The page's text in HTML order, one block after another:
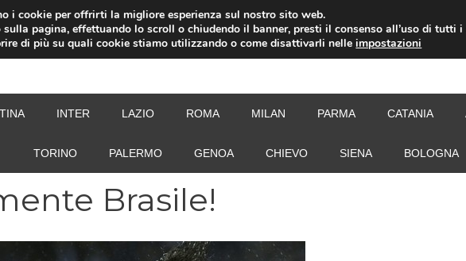
INTER LAZIO ROMA MILAN PARMA CATANIA
TORINO PALERMO GENOA CHIEVO SIENA BOLOGNA
Brasile!
i cookie per offrirti la migliore esperienza sul nostro sito web.
sulla pagina, effettuando lo scroll o chiudendo il banner, presti il consenso all’uso di tutti i
di più su quali cookie stiamo utilizzando o come disattivarli nelleimpostazioni